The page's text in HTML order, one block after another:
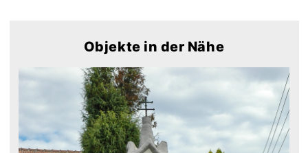
Objekte in der Nähe